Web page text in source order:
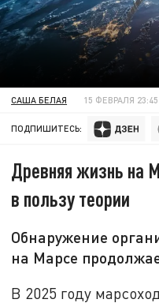
САША БЕЛАЯ 15 ФЕВРАЛЯ 23:45
ПОДПИШИТЕСЬ:
Древняя жизнь на
в пользу теории
Обнаружение
на Марсе
В 2025 году